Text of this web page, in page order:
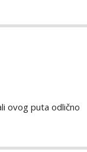
ovog puta odlično